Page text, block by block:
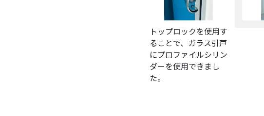
トップロックを使用す
ることで、ガラス引戸
にプロファイルシリン
ダーを使用できまし
た。